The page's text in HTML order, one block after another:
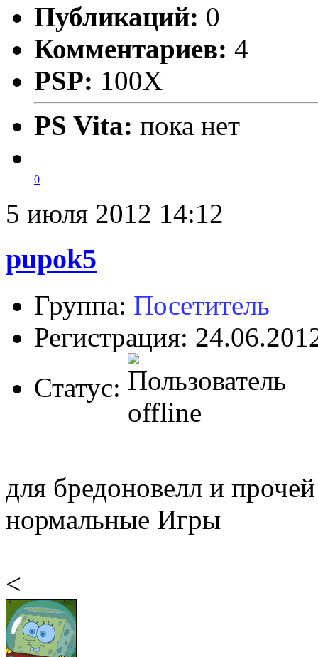
Публикаций: 0
Комментариев: 4
PSP: 100X
PS Vita: пока нет
0
5 июля 2012 14:12
pupok5
Группа: Посетитель
Регистрация:
Статус:
для бредоновелл и
нормальные Игры
<